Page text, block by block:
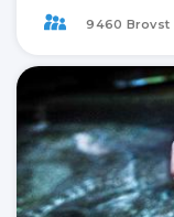
9460 Brovst